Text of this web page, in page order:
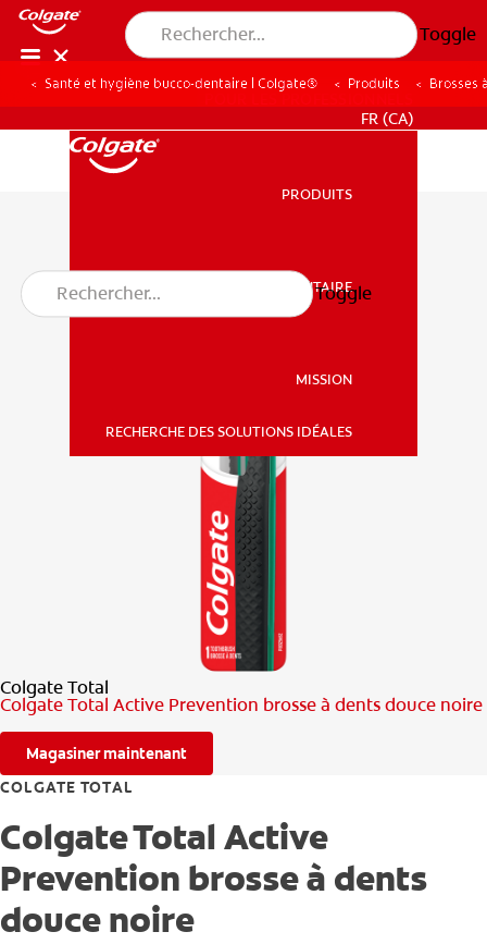
Toggle
SANTÉ BUCCO-DENTAIRE
RECHERCHE DES SOLUTIONS IDÉALES
POUR LES PROFESSIONNELS
FR (CA)
PRODUITS
SANTÉ BUCCO-DENTAIRE
MISSION
RECHERCHE DES SOLUTIONS IDÉALES
Toggle
Santé et hygiène bucco-dentaire | Colgate® Produits Brosses
Colgate Total
Colgate Total Active Prevention brosse à dents douce noire
Magasiner maintenant
COLGATE TOTAL
Colgate Total Active
Prevention brosse à dents
douce noire